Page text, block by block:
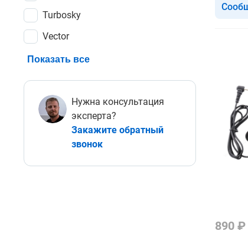
Turbosky
Vector
Показать все
Нужна консультация
эксперта?
Закажите обратный
звонок
890 ₽